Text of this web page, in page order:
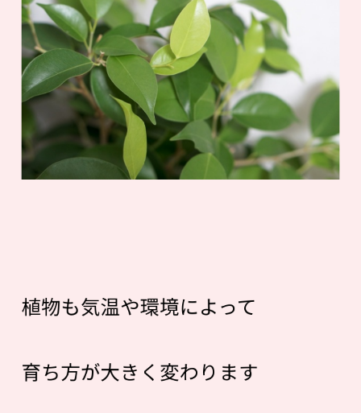
植物も気温や環境によって
育ち方が大きく変わります